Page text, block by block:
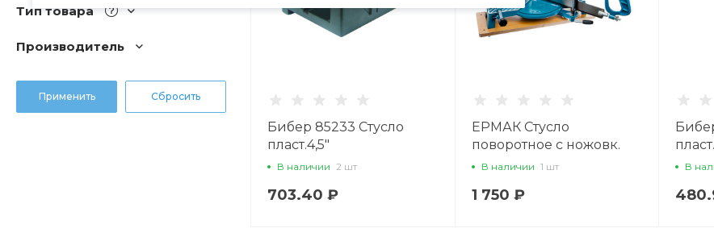
Тип товара
Производитель
Бибер 85233 Стусло
пласт.4,5"
В наличии 2 шт
703.40 ₽
ЕРМАК Стусло
поворотное с ножовк.
550мм
В наличии 1 шт
1 750 ₽
В